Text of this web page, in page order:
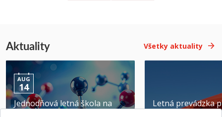
Aktuality Všetky aktuality
AUG
14
Jednodňová letná škola na
Letná prevádzka